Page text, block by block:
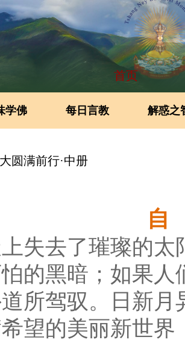
首页
学佛 每日言教 解惑之
大圆满前行·中册
自
失去了璀璨的
的黑暗；如果
所驾驭。日新
望的美丽新世